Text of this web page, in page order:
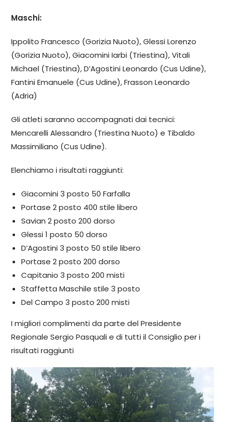
Maschi:
Ippolito Francesco (Gorizia Nuoto), Glessi Lorenzo
(Gorizia Nuoto), Giacomini Iarbi (Triestina), Vitali
Michael (Triestina), D’Agostini Leonardo (Cus Udine),
Fantini Emanuele (Cus Udine), Frasson Leonardo
(Adria)
Gli atleti saranno accompagnati dai tecnici:
Mencarelli Alessandro (Triestina Nuoto) e Tibaldo
Massimiliano (Cus Udine).
Elenchiamo i risultati raggiunti:
Giacomini 3 posto 50 Farfalla
Portase 2 posto 400 stile libero
Savian 2 posto 200 dorso
Glessi 1 posto 50 dorso
D’Agostini 3 posto 50 stile libero
Portase 2 posto 200 dorso
Capitanio 3 posto 200 misti
Staffetta Maschile stile 3 posto
Del Campo 3 posto 200 misti
I migliori complimenti da parte del Presidente
Regionale Sergio Pasquali e di tutti il Consiglio per i
risultati raggiunti